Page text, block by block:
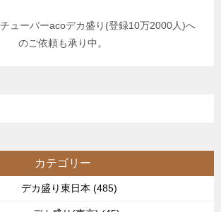
ューバーacoデカ盛り(登録10万2000人)へ
のご依頼も承り中。
カテゴリー
デカ盛り東日本 (485)